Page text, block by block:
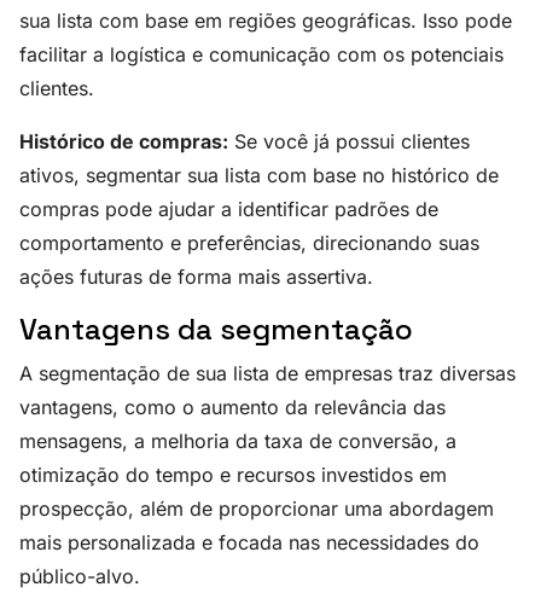
sua lista com base em regiões geográficas. Isso pode
facilitar a logística e comunicação com os potenciais
clientes.
Histórico de compras: Se você já possui clientes
ativos, segmentar sua lista com base no histórico de
compras pode ajudar a identificar padrões de
comportamento e preferências, direcionando suas
ações futuras de forma mais assertiva.
Vantagens da segmentação
A segmentação de sua lista de empresas traz diversas
vantagens, como o aumento da relevância das
mensagens, a melhoria da taxa de conversão, a
otimização do tempo e recursos investidos em
prospecção, além de proporcionar uma abordagem
mais personalizada e focada nas necessidades do
público-alvo.